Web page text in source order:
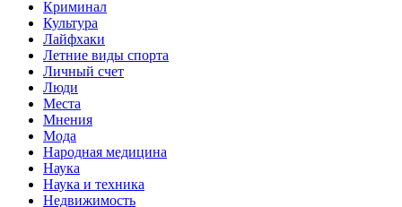
Криминал
Культура
Лайфхаки
Летние виды спорта
Личный счет
Люди
Места
Мнения
Мода
Народная медицина
Наука
Наука и техника
Недвижимость